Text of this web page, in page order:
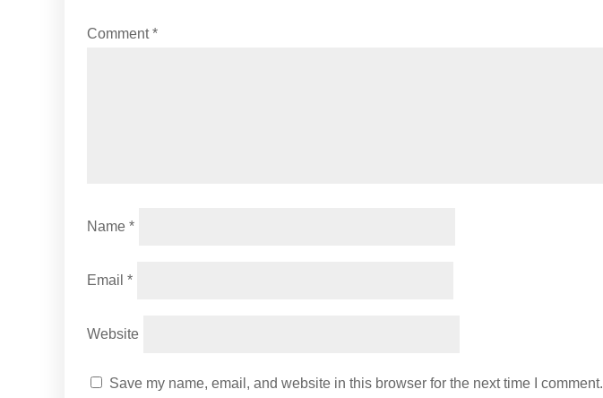
Comment*
Name *
Email *
Website
Save my name, email, and website in this browser for the next time I comment.